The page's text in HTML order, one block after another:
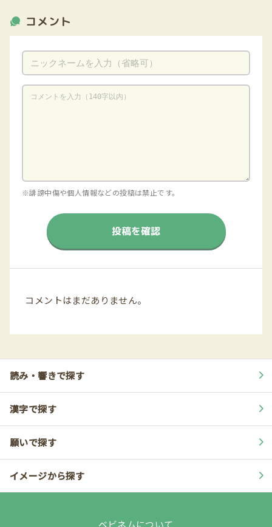
コメント
※誹謗中傷や個人情報などの投稿は禁止です。
投稿を確認
コメントはまだありません。
読み・響きで探す
漢字で探す
願いで探す
イメージから探す
ベビネムについて